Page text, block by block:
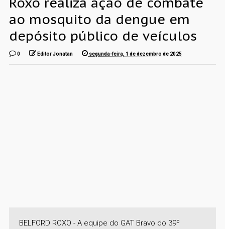
ao mosquito da dengue em
depósito público de veículos
0 Editor Jonatan segunda-feira, 1 de dezembro de 2025
BELFORD ROXO - A equipe do GAT Bravo do 39º